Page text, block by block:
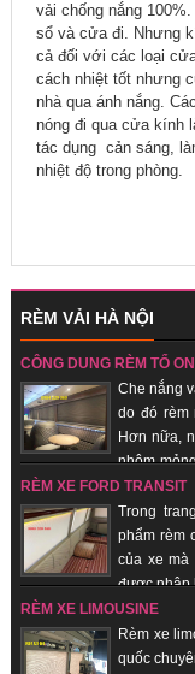
vải chống nắng
sổ và cửa đi. Nhưng
cả đối với các loại
cách nhiệt tốt nhưng
nhà qua ánh nắng.
nóng đi qua cửa kính
tác dụng cản sáng,
nhiệt độ trong phòng.
RÈM VẢI HÀ NỘI
CÔNG DỤNG RÈM TỔ
Che nắng
do đó rèm
Hơn nữa,
nhôm
100%. Hàng sản xuất
RÈM XE FORD TRANSIT
Trong
phẩm rèm
của xe mà
được nhập
giao hàng nhanh, uy tín,
RÈM XE LIMOUSINE
Rèm xe
quốc